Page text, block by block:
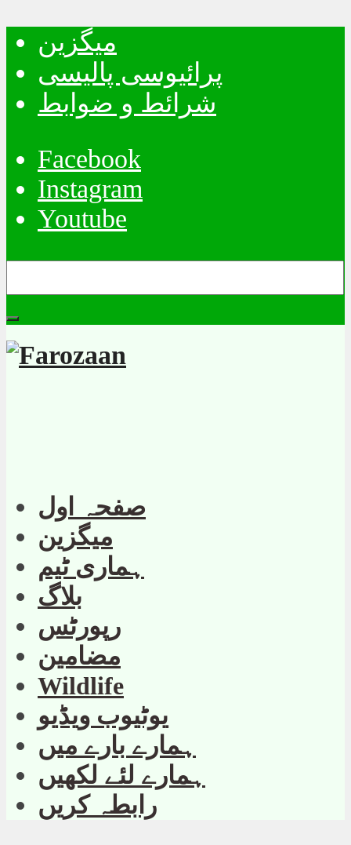
میگزین
پرائیوسی پالیسی
شرائط و ضوابط
Facebook
Instagram
Youtube
صفحہ اول
میگزین
ہماری ٹیم
بلاگ
رپورٹس
مضامین
Wildlife
یوٹیوب ویڈیو
ہمارے بارے میں
ہمارے لئے لکھیں
رابطہ کریں